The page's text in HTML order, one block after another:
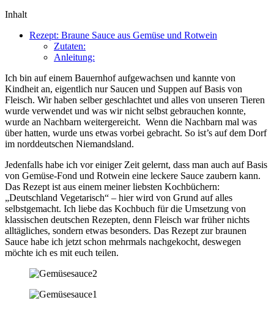
Inhalt
Rezept: Braune Sauce aus Gemüse und Rotwein
Zutaten:
Anleitung:
Ich bin auf einem Bauernhof aufgewachsen und kannte von
Kindheit an, eigentlich nur Saucen und Suppen auf Basis von
Fleisch. Wir haben selber geschlachtet und alles von unseren Tieren
wurde verwendet und was wir nicht selbst gebrauchen konnte,
wurde an Nachbarn weitergereicht. Wenn die Nachbarn mal was
über hatten, wurde uns etwas vorbei gebracht. So ist’s auf dem Dorf
im norddeutschen Niemandsland.
Jedenfalls habe ich vor einiger Zeit gelernt, dass man auch auf Basis
von Gemüse-Fond und Rotwein eine leckere Sauce zaubern kann.
Das Rezept ist aus einem meiner liebsten Kochbüchern:
„Deutschland Vegetarisch“ – hier wird von Grund auf alles
selbstgemacht. Ich liebe das Kochbuch für die Umsetzung von
klassischen deutschen Rezepten, denn Fleisch war früher nichts
alltägliches, sondern etwas besonders. Das Rezept zur braunen
Sauce habe ich jetzt schon mehrmals nachgekocht, deswegen
möchte ich es mit euch teilen.